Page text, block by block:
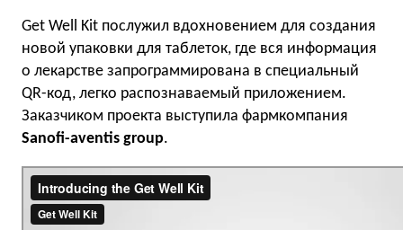
Get Well Kit послужил вдохновением для создания
новой упаковки для таблеток, где вся информация
о лекарстве запрограммирована в специальный
QR-код, легко распознаваемый приложением.
Заказчиком проекта выступила фармкомпания
Sanofi-aventis group.